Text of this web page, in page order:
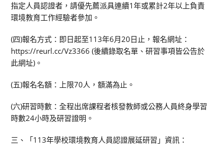
指定人員認證者，請優先薦派具連續1年或累計2年以上負責
環境教育工作經驗者參加。
(四)報名方式：即日起至113年6月20日止，報名網址：
https://reurl.cc/Vz3366 (後續錄取名單、研習事項皆公告於
此網址)。
(五)報名名額：上限70人，額滿為止。
(六)研習時數：全程出席課程者核發教師或公務人員終身學習
時數24小時及研習證明。
三、「113年學校環境教育人員認證展延研習」資訊：